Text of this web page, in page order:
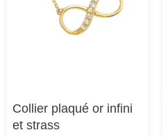
Collier plaqué or infini
et strass